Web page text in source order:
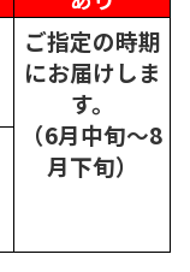
ご指定の時期
にお届けしま
す。
（6月中旬～8
月下旬）